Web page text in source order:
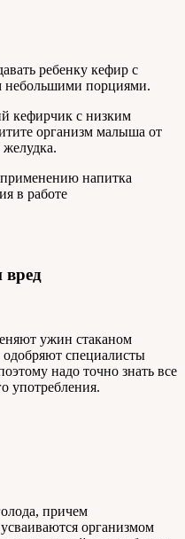
ребенку кефир с
небольшими порциями.
кефирчик с низким
организм малыша от
желудка.
напитка
в работе
ужин стаканом
одобряют специалисты
надо точно знать все
употребления.
причем
организмом